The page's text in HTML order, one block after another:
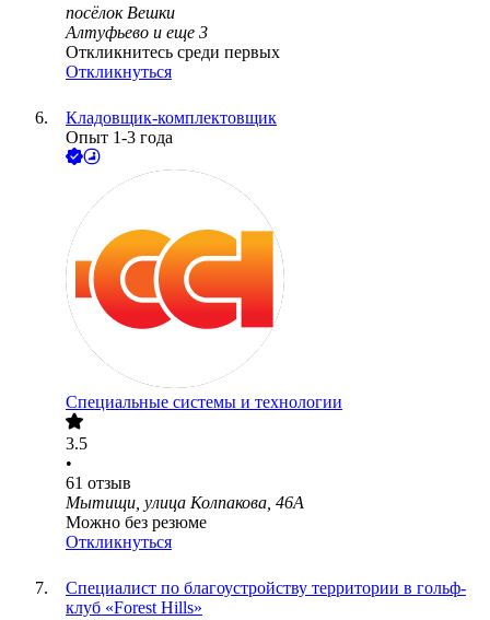
посёлок Вешки
Алтуфьево и еще 3
Откликнитесь среди первых
Откликнуться
Кладовщик-комплектовщик
Опыт 1-3 года
Специальные системы и технологии
3.5
•
61 отзыв
Мытищи, улица Колпакова, 46А
Можно без резюме
Откликнуться
Специалист по благоустройству территории в гольф-
клуб «Forest Hills»